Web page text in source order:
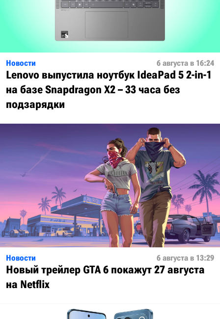
Новости 6 августа в 16:24
Lenovo выпустила ноутбук IdeaPad 5 2-in-1
на базе Snapdragon X2 – 33 часа без
подзарядки
Новости 6 августа в 13:29
Новый трейлер GTA 6 покажут 27 августа
на Netflix